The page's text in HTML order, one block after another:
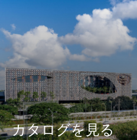
カタログを見る